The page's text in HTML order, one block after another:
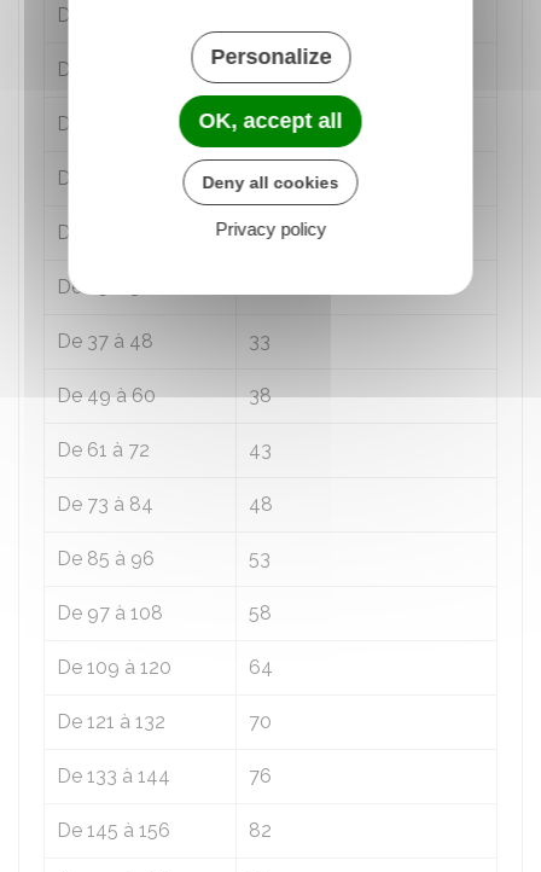
De 4 à 6
De 7 à 9 9
De 10 à 12 12
De 13 à 18 16
De 19 à 24 20
De 25 à 36
De 37 à 48 33
De 49 à 60 38
De 61 à 72 43
De 73 à 84 48
De 85 à 96 53
De 97 à 108 58
De 109 à 120 64
De 121 à 132 70
De 133 à 144 76
De 145 à 156 82
Personalize
OK, accept all
Deny all cookies
Privacy policy